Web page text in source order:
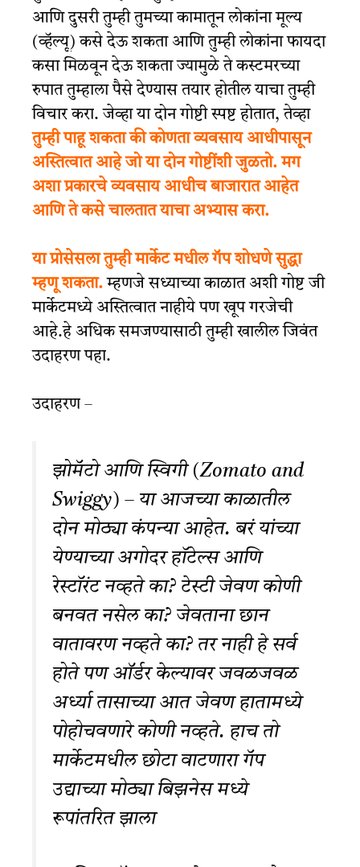
आणि दुसरी तुम्ही तुमच्या कामातून लोकांना मूल्य
(व्हॅल्यू) कसे देऊ शकता आणि तुम्ही लोकांना फायदा
कसा मिळवून देऊ शकता ज्यामुळे ते कस्टमरच्या
रुपात तुम्हाला पैसे देण्यास तयार होतील याचा तुम्ही
विचार करा. जेव्हा या दोन गोष्टी स्पष्ट होतात, तेव्हा
तुम्ही पाहू शकता की कोणता व्यवसाय आधीपासून
अस्तित्वात आहे जो या दोन गोष्टींशी जुळतो. मग
अशा प्रकारचे व्यवसाय आधीच बाजारात आहेत
आणि ते कसे चालतात याचा अभ्यास करा.
या प्रोसेसलातुम्ही मार्केट मधील गॅप शोधणे सुद्धा
म्हणू शकता. म्हणजे सध्याच्या काळात अशी गोष्ट जी
मार्केटमध्ये अस्तित्वात नाहीये पण खूप गरजेची
आहे.हे अधिक समजण्यासाठी तुम्ही खालील जिवंत
उदाहरण पहा.
उदाहरण –
झोमॅटो आणि स्विगी (Zomato and
Swiggy) – या आजच्या काळातील
दोन मोठ्या कंपन्या आहेत. बरं यांच्या
येण्याच्या अगोदर हॉटेल्स आणि
रेस्टॉरंट नव्हते का? टेस्टी जेवण कोणी
बनवत नसेल का? जेवताना छान
वातावरण नव्हते का? तर नाही हे सर्व
होते पण ऑर्डर केल्यावर जवळजवळ
अर्ध्या तासाच्या आत जेवण हातामध्ये
पोहोचवणारे कोणी नव्हते. हाच तो
मार्केटमधील छोटा वाटणारा गॅप
उद्याच्या मोठ्या बिझनेस मध्ये
रूपांतरित झाला